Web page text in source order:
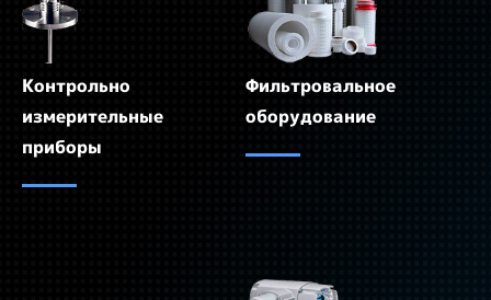
Контрольно
измерительные
приборы
Фильтровальное
оборудование